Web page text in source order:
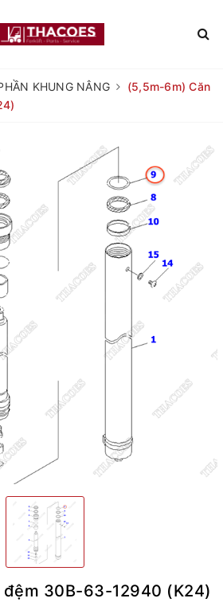
KHUNG NÂNG
(5,5m-6m) Căn
30B-63-12940 (K24)